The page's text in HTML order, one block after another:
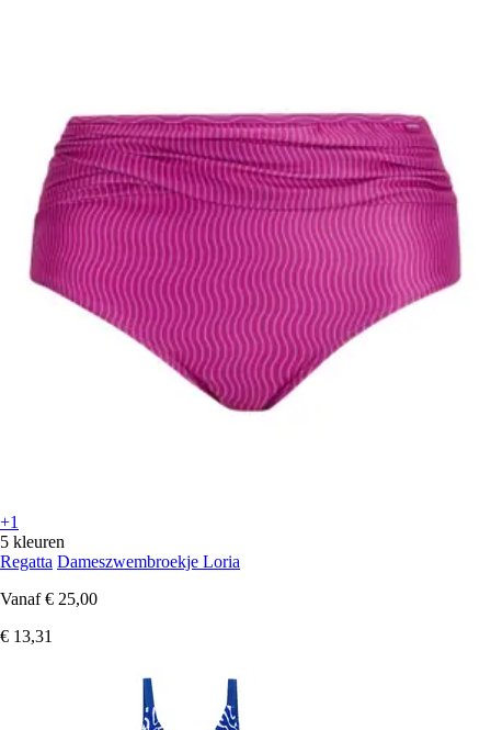
+1
5 kleuren
Regatta Dameszwembroekje Loria
Vanaf € 25,00
€ 13,31